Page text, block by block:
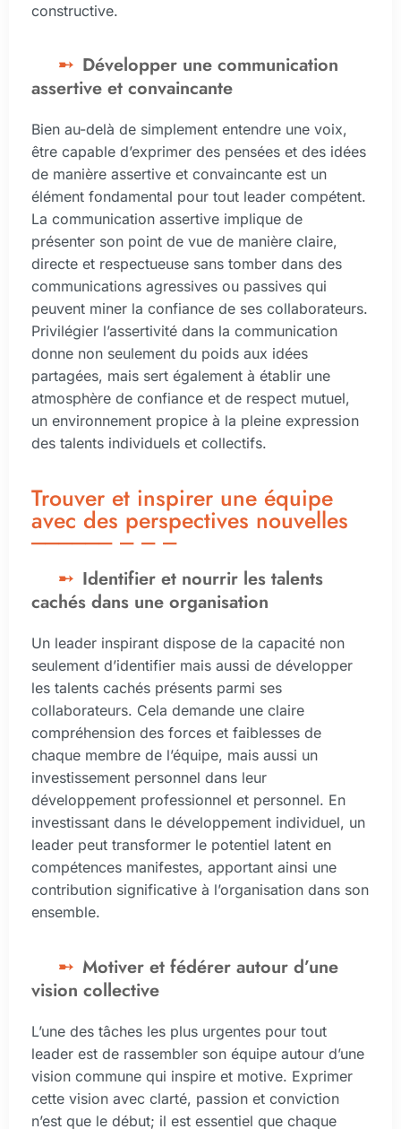
constructive.
Développer une communication
assertive et convaincante
Bien au-delà de simplement entendre une voix,
être capable d’exprimer des pensées et des idées
de manière assertive et convaincante est un
élément fondamental pour tout leader compétent.
La communication assertive implique de
présenter son point de vue de manière claire,
directe et respectueuse sans tomber dans des
communications agressives ou passives qui
peuvent miner la confiance de ses collaborateurs.
Privilégier l’assertivité dans la communication
donne non seulement du poids aux idées
partagées, mais sert également à établir une
atmosphère de confiance et de respect mutuel,
un environnement propice à la pleine expression
des talents individuels et collectifs.
Trouver et inspirer une équipe
avec des perspectives nouvelles
Identifier et nourrir les talents
cachés dans une organisation
Un leader inspirant dispose de la capacité non
seulement d’identifier mais aussi de développer
les talents cachés présents parmi ses
collaborateurs. Cela demande une claire
compréhension des forces et faiblesses de
chaque membre de l’équipe, mais aussi un
investissement personnel dans leur
développement professionnel et personnel. En
investissant dans le développement individuel, un
leader peut transformer le potentiel latent en
compétences manifestes, apportant ainsi une
contribution significative à l’organisation dans son
ensemble.
Motiver et fédérer autour d’une
vision collective
L’une des tâches les plus urgentes pour tout
leader est de rassembler son équipe autour d’une
vision commune qui inspire et motive. Exprimer
cette vision avec clarté, passion et conviction
n’est que le début; il est essentiel que chaque